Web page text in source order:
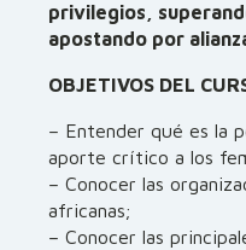
privilegios,
apostando por
OBJETIVOS DEL
– Entender qué es la
aporte crítico a los
– Conocer las
africanas;
– Conocer las